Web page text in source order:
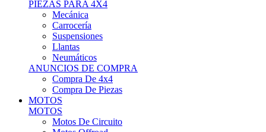
PIEZAS PARA 4X4
Mecánica
Carrocería
Suspensiones
Llantas
Neumáticos
ANUNCIOS DE COMPRA
Compra De 4x4
Compra De Piezas
MOTOS
MOTOS
Motos De Circuito